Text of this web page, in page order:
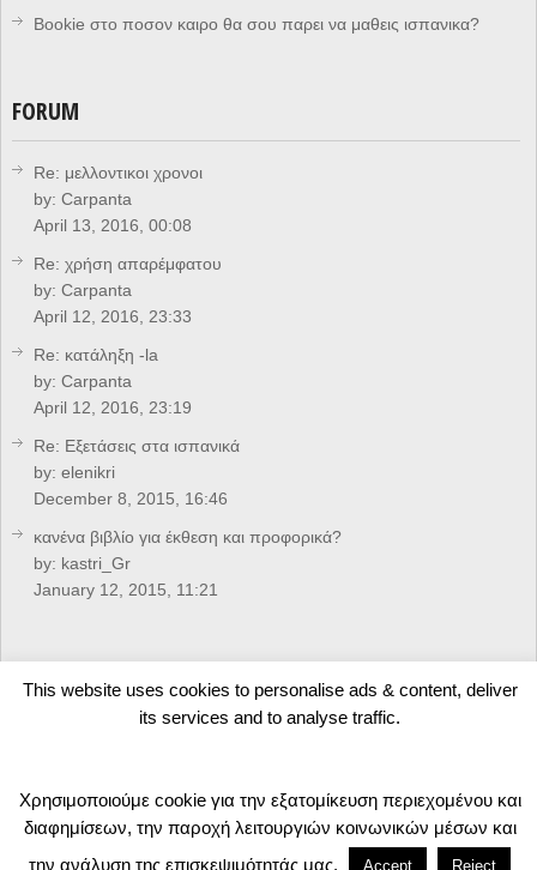
Bookie στο ποσον καιρο θα σου παρει να μαθεις ισπανικα?
FORUM
Re: μελλοντικοι χρονοι
by: Carpanta
April 13, 2016, 00:08
Re: χρήση απαρέμφατου
by: Carpanta
April 12, 2016, 23:33
Re: κατάληξη -la
by: Carpanta
April 12, 2016, 23:19
Re: Eξετάσεις στα ισπανικά
by: elenikri
December 8, 2015, 16:46
κανένα βιβλίο για έκθεση και προφορικά?
by: kastri_Gr
January 12, 2015, 11:21
CREDITS
Valid W3C (X)HTML5 Website
Castellano.GrCopyright © 2026. Theme Powered by KORE |Top ↑
This website uses cookies to personalise ads & content, deliver
its services and to analyse traffic.
Χρησιμοποιούμε cookie για την εξατομίκευση περιεχομένου και
διαφημίσεων, την παροχή λειτουργιών κοινωνικών μέσων και
την ανάλυση της επισκεψιμότητάς μας.
Accept Reject